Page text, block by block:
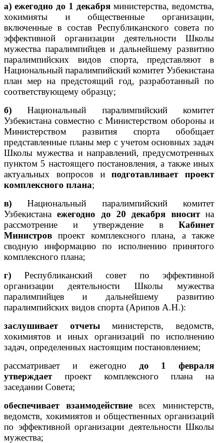
а) ежегодно до 1 декабря министерства, ведомства,
хокимияты и общественные организации,
включенные в состав Республиканского совета по
эффективной организации деятельности Школы
мужества паралимпийцев и дальнейшему развитию
паралимпийских видов спорта, представляют в
Национальный паралимпийский комитет Узбекистана
план мер на предстоящий год, разработанный по
соответствующему образцу;
б) Национальный паралимпийский комитет
Узбекистана совместно с Министерством обороны и
Министерством развития спорта обобщает
представленные планы мер с учетом основных задач
Школы мужества и направлений, предусмотренных
пунктом 5 настоящего постановления, а также иных
актуальных вопросов иподготавливает проект
комплексного плана;
в) Национальный паралимпийский комитет
Узбекистана ежегодно до 20 декабря вноситна
рассмотрение и утверждение в Кабинет
Министровпроект комплексного плана, а также
сводную информацию по исполнению принятого
комплексного плана;
г) Республиканский совет по эффективной
организации деятельности Школы мужества
паралимпийцев и дальнейшему развитию
паралимпийских видов спорта (Арипов А.Н.):
заслушивает отчетыминистерств, ведомств,
хокимиятов и иных организаций по исполнению
задач, определенных настоящим постановлением;
рассматривает и ежегодно до 1 февраля
утверждаетпроект комплексного плана на
заседании Совета;
обеспечивает взаимодействиевсех министерств,
ведомств, хокимиятов и общественных организаций
по эффективной организации деятельности Школы
мужества;